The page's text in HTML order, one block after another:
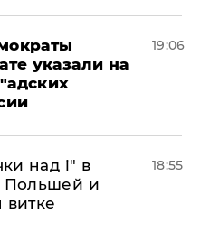
указали на
19:06
над і" в
Польшей и
18:55